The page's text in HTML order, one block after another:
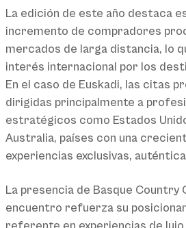
La edición de este año destaca
incremento de compradores
mercados de larga distancia, lo
interés internacional por los
En el caso de Euskadi, las citas
dirigidas principalmente a
estratégicos como Estados
Australia, países con una
experiencias exclusivas,
La presencia de Basque Country
encuentro refuerza su